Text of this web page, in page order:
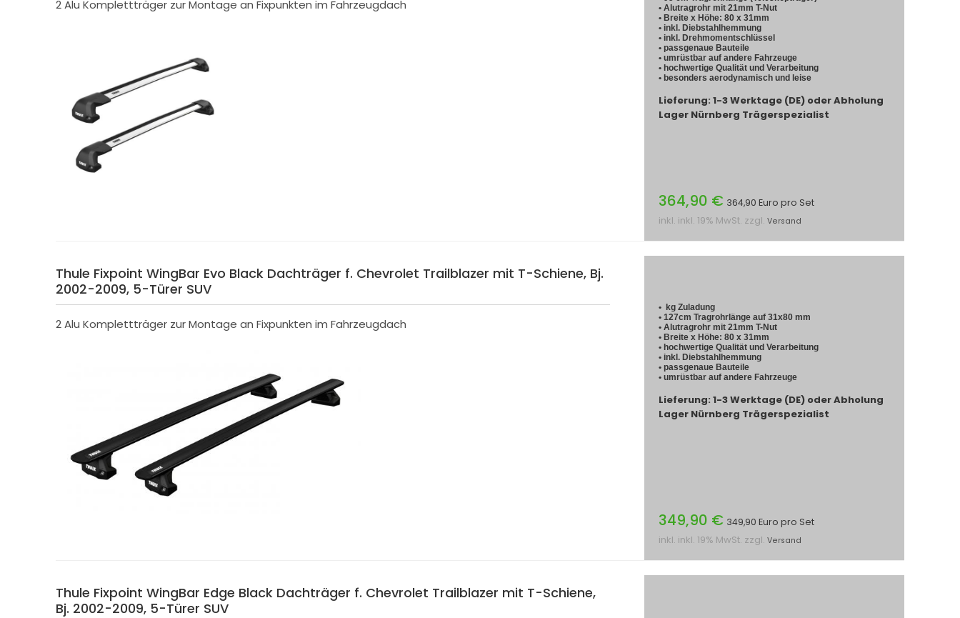
2 Alu Komplettträger zur Montage an Fixpunkten im Fahrzeugdach
• Alutragrohr mit 21mm T-Nut
• Breite x Höhe: 80 x 31mm
• inkl. Diebstahlhemmung
• inkl. Drehmomentschlüssel
• passgenaue Bauteile
• umrüstbar auf andere Fahrzeuge
• hochwertige Qualität und Verarbeitung
• besonders aerodynamisch und leise
Lieferung: 1-3 Werktage (DE) oder Abholung
Lager Nürnberg Trägerspezialist
364,90 € 364,90 Euro pro Set
inkl. inkl. 19% MwSt. zzgl. Versand
Thule Fixpoint WingBar Evo Black Dachträger f. Chevrolet Trailblazer mit T-Schiene, Bj.
2002-2009, 5-Türer SUV
2 Alu Komplettträger zur Montage an Fixpunkten im Fahrzeugdach
• kg Zuladung
• 127cm Tragrohrlänge auf 31x80 mm
• Alutragrohr mit 21mm T-Nut
• Breite x Höhe: 80 x 31mm
• hochwertige Qualität und Verarbeitung
• inkl. Diebstahlhemmung
• passgenaue Bauteile
• umrüstbar auf andere Fahrzeuge
Lieferung: 1-3 Werktage (DE) oder Abholung
Lager Nürnberg Trägerspezialist
349,90 € 349,90 Euro pro Set
inkl. inkl. 19% MwSt. zzgl. Versand
Thule Fixpoint WingBar Edge Black Dachträger f. Chevrolet Trailblazer mit T-Schiene,
Bj. 2002-2009, 5-Türer SUV